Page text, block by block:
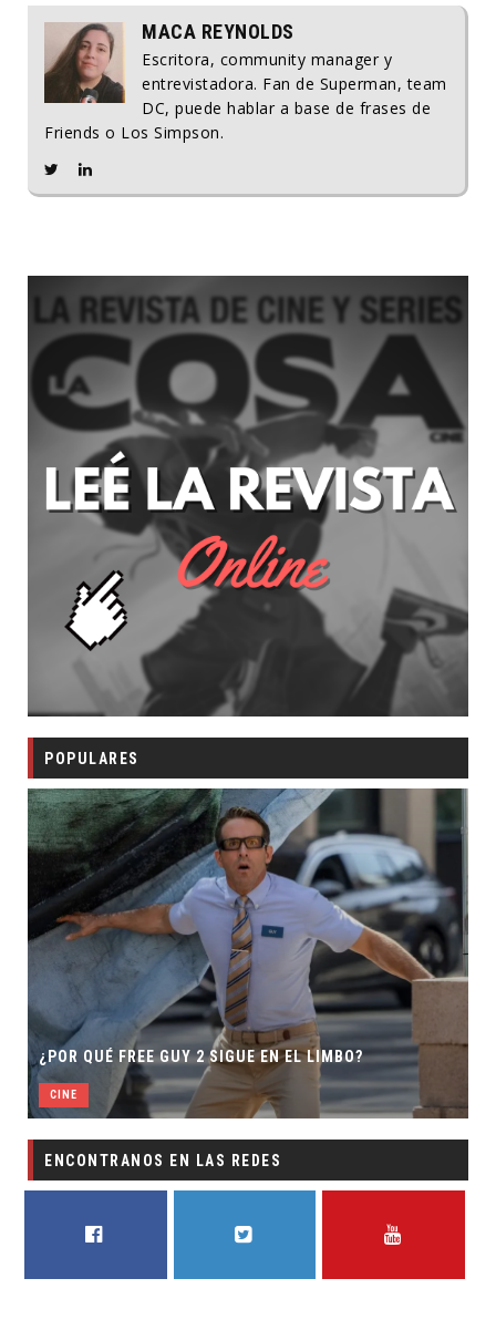
MACA REYNOLDS
Escritora, community manager y
entrevistadora. Fan de Superman, team
DC, puede hablar a base de frases de
Friends o Los Simpson.
POPULARES
¿POR QUÉ FREE GUY 2 SIGUE EN EL LIMBO?
CINE
ENCONTRANOS EN LAS REDES